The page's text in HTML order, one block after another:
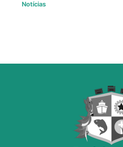
Notícias